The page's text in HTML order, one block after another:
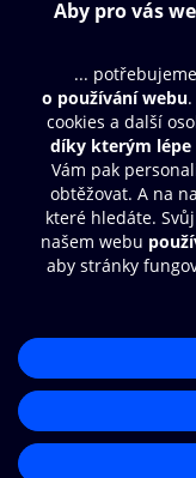
Obsah ke stažení
Moje O2 Knihovna
Další zábava
© O2 Czech Republic
Přístupnost
Zásady zpracování
Nastavení cookies